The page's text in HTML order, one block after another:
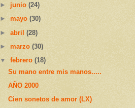
► junio(24)
►mayo(30)
►abril(28)
►marzo(30)
▼febrero(18)
Su mano entre mis manos.....
AÑO 2000
Cien sonetos de amor (LX)